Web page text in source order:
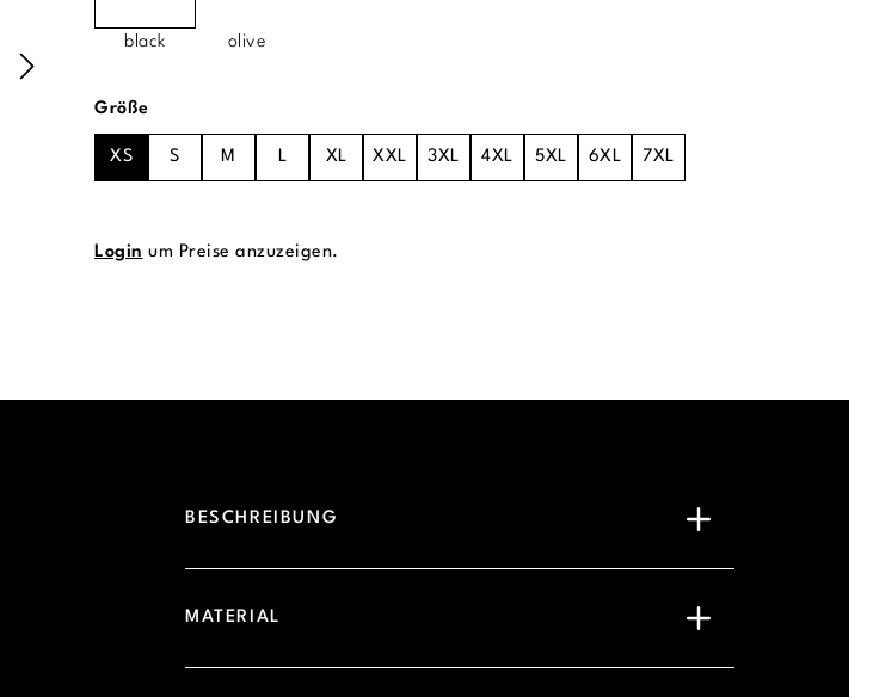
black olive
Größeauswählen
XS S M L XL XXL 3XL 4XL 5XL 6XL 7XL
Login um Preise anzuzeigen.
BESCHREIBUNG
MATERIAL